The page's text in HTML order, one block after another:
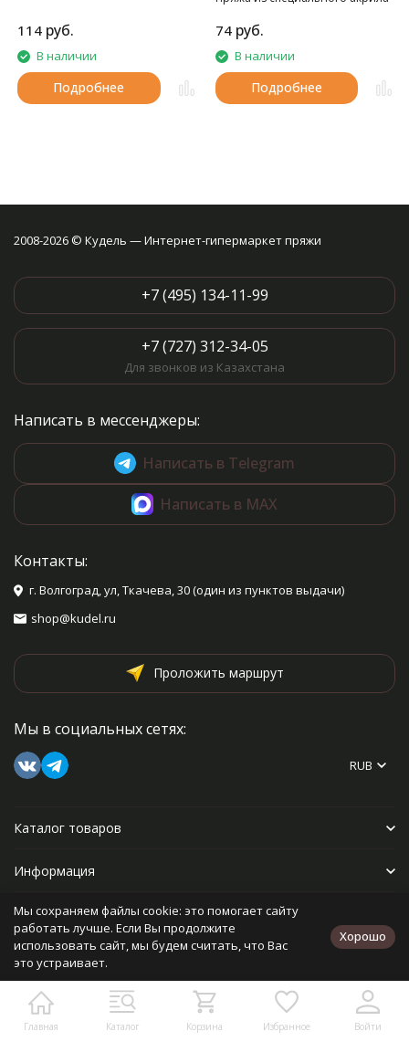
114 руб.
В наличии
Подробнее
74 руб.
В наличии
Подробнее
Главная Каталог Корзина Избранное Войти
2008-2026 © Кудель — Интернет-гипермаркет пряжи
+7 (495) 134-11-99
+7 (727) 312-34-05
Для звонков из Казахстана
Написать в мессенджеры:
Написать в Telegram
Написать в MAX
Контакты:
г. Волгоград, ул, Ткачева, 30 (один из пунктов выдачи)
shop@kudel.ru
Проложить маршрут
Мы в социальных сетях:
RUB
Каталог товаров
Информация
Прочее
Политика персональных данных
Разработано в
bodysite.ru
Мы сохраняем файлы cookie: это помогает сайту
работать лучше. Если Вы продолжите
использовать сайт, мы будем считать, что Вас
это устраивает.
Хорошо